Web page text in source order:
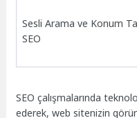
Sesli Arama ve Konum
SEO
SEO çalışmalarında
ederek, web sitenizin